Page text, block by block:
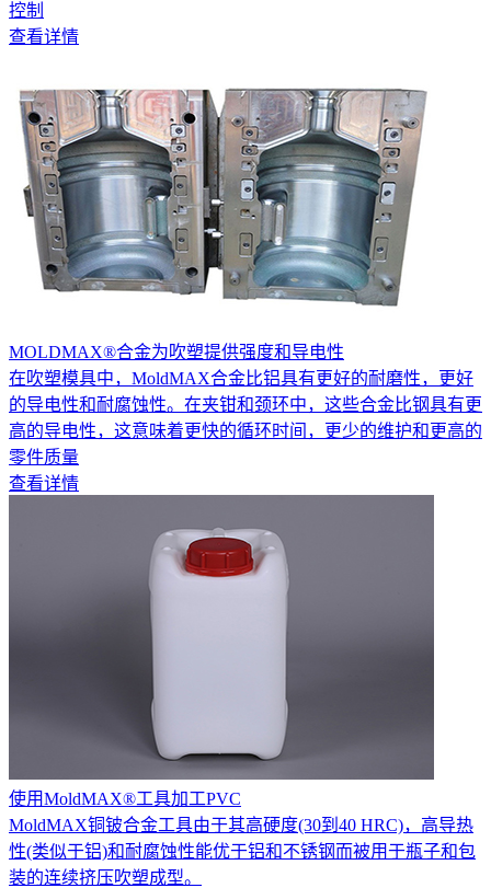
控制
查看详情
MOLDMAX®合金为吹塑提供强度和导电性
在吹塑模具中，MoldMAX合金比铝具有更好的耐磨性，更好
的导电性和耐腐蚀性。在夹钳和颈环中，这些合金比钢具有更
高的导电性，这意味着更快的循环时间，更少的维护和更高的
零件质量
查看详情
使用MoldMAX®工具加工PVC
MoldMAX铜铍合金工具由于其高硬度(30到40 HRC)，高导热
性(类似于铝)和耐腐蚀性能优于铝和不锈钢而被用于瓶子和包
装的连续挤压吹塑成型。